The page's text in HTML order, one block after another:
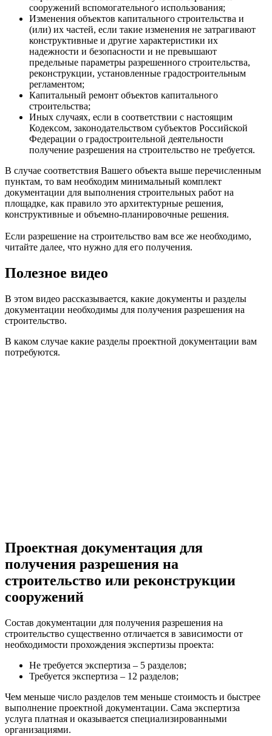
сооружений вспомогательного использования;
Изменения объектов капитального строительства и
(или) их частей, если такие изменения не затрагивают
конструктивные и другие характеристики их
надежности и безопасности и не превышают
предельные параметры разрешенного строительства,
реконструкции, установленные градостроительным
регламентом;
Капитальный ремонт объектов капитального
строительства;
Иных случаях, если в соответствии с настоящим
Кодексом, законодательством субъектов Российской
Федерации о градостроительной деятельности
получение разрешения на строительство не требуется.
В случае соответствия Вашего объекта выше перечисленным
пунктам, то вам необходим минимальный комплект
документации для выполнения строительных работ на
площадке, как правило это архитектурные решения,
конструктивные и объемно-планировочные решения.
Если разрешение на строительство вам все же необходимо,
читайте далее, что нужно для его получения.
Полезное видео
В этом видео рассказывается, какие документы и разделы
документации необходимы для получения разрешения на
строительство.
В каком случае какие разделы проектной документации вам
потребуются.
Проектная документация для
получения разрешения на
строительство или реконструкции
сооружений
Состав документации для получения разрешения на
строительство существенно отличается в зависимости от
необходимости прохождения экспертизы проекта:
Не требуется экспертиза – 5 разделов;
Требуется экспертиза – 12 разделов;
Чем меньше число разделов тем меньше стоимость и быстрее
выполнение проектной документации. Сама экспертиза
услуга платная и оказывается специализированными
организациями.